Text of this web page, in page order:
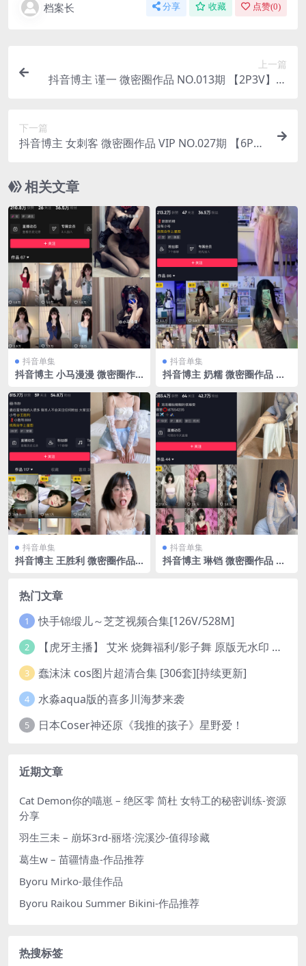
档案长 分享 收藏 点赞(0)
上一篇
抖音博主 谨一 微密圈作品 NO.013期 【2P3V】最
下一篇
抖音博主 女刺客 微密圈作品 VIP NO.027期 【6P1
相关文章
抖音单集
抖音博主 小马漫漫 微密圈作
至：2024.10.13
抖音单集
抖音博主 奶糯 微密圈作品 N
23.11.28
抖音单集
抖音博主 王胜利 微密圈作品
抖音单集
抖音博主 琳铛 微密圈作品 N
热门文章
1 快手锦缎儿～芝芝视频合集[126V/528M]
2 【虎牙主播】 艾米 烧舞福利/影子舞 原版无水印 （1v/130m）
3 蠢沫沫 cos图片超清合集 [306套][持续更新]
4 水淼aqua版的喜多川海梦来袭
5 日本Coser神还原《我推的孩子》星野爱！
近期文章
Cat Demon你的喵崽 – 绝区零 简杜 女特工的秘密训练-资源
分享
羽生三未 – 崩坏3rd-丽塔·浣溪沙-值得珍藏
葛生w – 苗疆情蛊-作品推荐
Byoru Mirko-最佳作品
Byoru Raikou Summer Bikini-作品推荐
热搜标签